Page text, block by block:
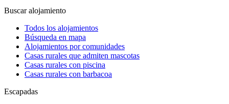
Buscar alojamiento
Todos los alojamientos
Búsqueda en mapa
Alojamientos por comunidades
Casas rurales que admiten mascotas
Casas rurales con piscina
Casas rurales con barbacoa
Escapadas